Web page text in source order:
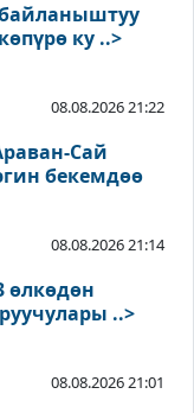
ку ..>
08.08.2026 21:22
Сай
бекемдөө
08.08.2026 21:14
өлкөдөн
келген тоо куткаруучулары ..>
08.08.2026 21:01